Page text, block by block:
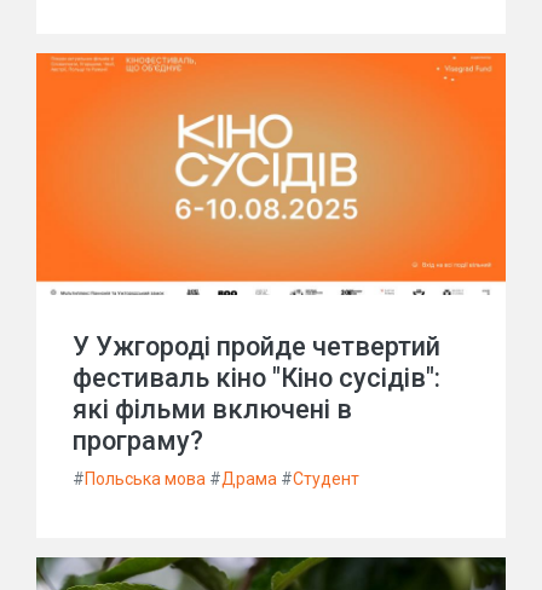
У Ужгороді пройде четвертий
фестиваль кіно "Кіно сусідів":
які фільми включені в
програму?
#Польська мова #Драма #Студент